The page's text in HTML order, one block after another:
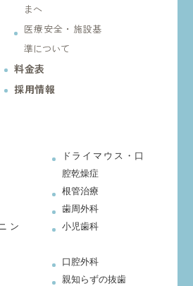
まへ
医療安全・施設基
準について
料金表
採用情報
ドライマウス・口
腔乾燥症
根管治療
歯周外科
ン
小児歯科
口腔外科
親知らずの抜歯